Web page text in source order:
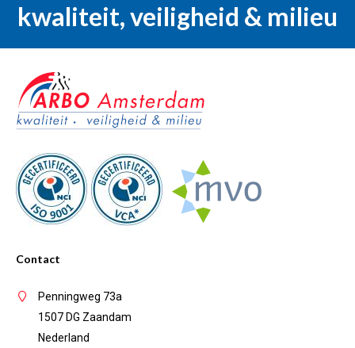
kwaliteit, veiligheid & milieu
Contact
Penningweg 73a
1507 DG Zaandam
Nederland